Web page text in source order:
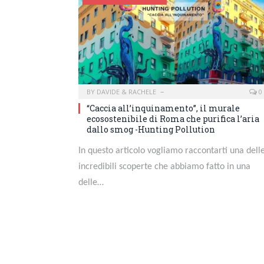
BY DAVIDE & RACHELE 0
“Caccia all’inquinamento”, il murale
ecosostenibile di Roma che purifica l’aria
dallo smog -Hunting Pollution
In questo articolo vogliamo raccontarti una
incredibili scoperte che abbiamo fatto in una
delle…